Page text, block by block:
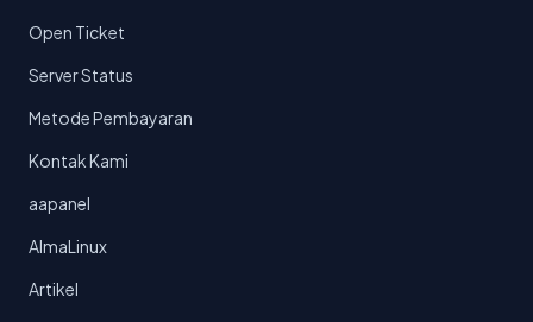
Open Ticket
Server Status
Metode Pembayaran
Kontak Kami
aapanel
AlmaLinux
Artikel